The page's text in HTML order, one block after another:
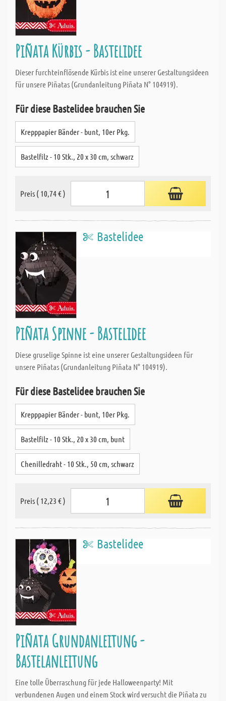
Piñata Kürbis - Bastelidee
Dieser furchteinflösende Kürbis ist eine unserer Gestaltungsideen
für unsere Piñatas (Grundanleitung Piñata N° 104919).
Für diese Bastelidee brauchen Sie
Krepppapier Bänder - bunt, 10er Pkg.
Bastelfilz - 10 Stk., 20 x 30 cm, schwarz
Preis ( 10,74 € )
Bastelidee
Piñata Spinne - Bastelidee
Diese gruselige Spinne ist eine unserer Gestaltungsideen für
unsere Piñatas (Grundanleitung Piñata N° 104919).
Für diese Bastelidee brauchen Sie
Krepppapier Bänder - bunt, 10er Pkg.
Bastelfilz - 10 Stk., 20 x 30 cm, bunt
Chenilledraht - 10 Stk., 50 cm, schwarz
Preis ( 12,23 € )
Bastelidee
Piñata Grundanleitung -
Bastelanleitung
Eine tolle Überraschung für jede Halloweenparty! Mit
verbundenen Augen und einem Stock wird versucht die Piñata zu